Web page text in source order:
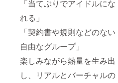
「当てぶりでアイドルにな
れる」
「契約書や規則などのない
自由なグループ」
楽しみながら熱量を生み出
し、リアルとバーチャルの